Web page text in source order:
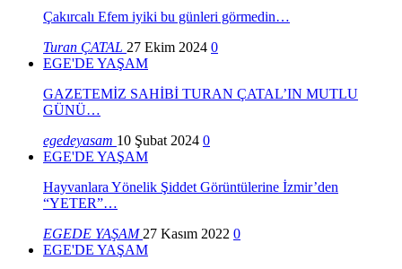
Çakırcalı Efem iyiki bu günleri görmedin…
Turan ÇATAL 27 Ekim 2024 0
EGE'DE YAŞAM
GAZETEMİZ SAHİBİ TURAN ÇATAL’IN MUTLU
GÜNÜ…
egedeyasam 10 Şubat 2024 0
EGE'DE YAŞAM
Hayvanlara Yönelik Şiddet Görüntülerine İzmir’den
“YETER”…
EGEDE YAŞAM 27 Kasım 2022 0
EGE'DE YAŞAM